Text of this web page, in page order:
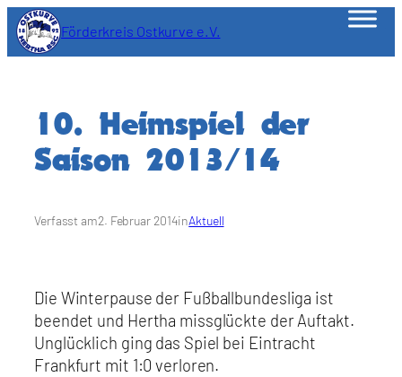
Zum
Inhalt
springen
Förderkreis Ostkurve e.V.
10. Heimspiel der
Saison 2013/14
Verfasst am2. Februar 2014inAktuell
Die Winterpause der Fußballbundesliga ist
beendet und Hertha missglückte der Auftakt.
Unglücklich ging das Spiel bei Eintracht
Frankfurt mit 1:0 verloren.